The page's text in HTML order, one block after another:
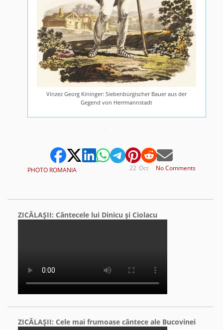
Vinzez Georg Kininger: Siebenbürgischer Bauer aus der
Gegend von Herrmannstadt
PHOTO ROMANIA No Comments
Oct
22
ZICĂLAŞII: Cântecele lui Dinicu şi Ciolacu
ZICĂLAŞII: Cele mai frumoase cântece ale Bucovinei